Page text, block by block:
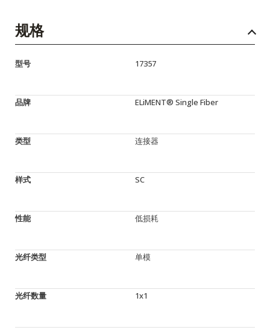
规格
型号 17357
品牌 ELiMENT® Single Fiber
类型 连接器
样式 SC
性能 低损耗
光纤类型 单模
光纤数量 1x1